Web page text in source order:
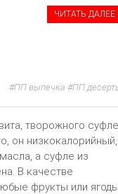
ЧИТАТЬ ДАЛЕЕ
ПП выпечка ПП
творожного суфле
он низкокалорийный,
а суфле из
В качестве
фрукты или